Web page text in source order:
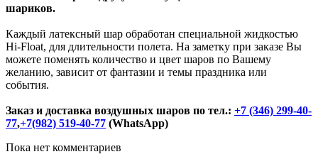
шариков.
Каждый латексный шар обработан специальной жидкостью
Hi-Float, для длительности полета. На заметку при заказе Вы
можете поменять количество и цвет шаров по Вашему
желанию, зависит от фантазии и темы праздника или
события.
Заказ и доставка воздушных шаров по тел.: +7 (346) 299-40-
77,+7(982) 519-40-77 (WhatsApp)
Пока нет комментариев